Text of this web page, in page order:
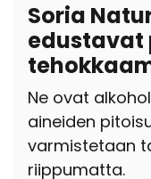
Soria
edustavat
Ne ovat
aineiden
varmistetaan
riippumatta.